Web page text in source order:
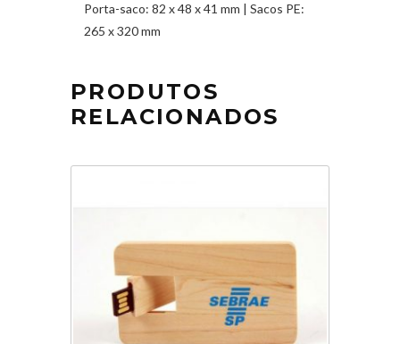
Porta-saco: 82 x 48 x 41 mm | Sacos PE:
265 x 320 mm
PRODUTOS
RELACIONADOS